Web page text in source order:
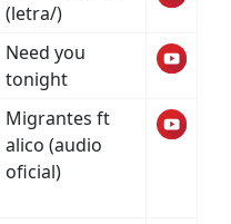
(letra/)
Need you
tonight
Migrantes ft
alico (audio
oficial)